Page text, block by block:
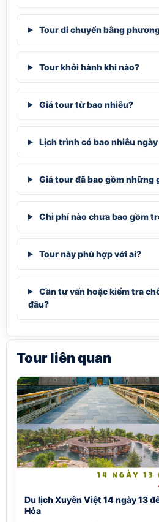
Tour di chuyển bằng
Tour khởi hành khi nào?
Giá tour từ bao nhiêu?
Lịch trình có bao nhiêu
Giá tour đã bao gồm những
Chi phí nào chưa bao gồm
Tour này phù hợp với ai?
Cần tư vấn hoặc kiểm tra
đâu?
Tour liên quan
Du lịch Xuyên Việt 14 ngày 13
Hỏa